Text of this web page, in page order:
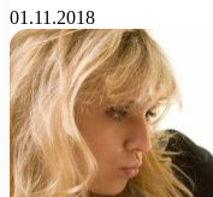
01.11.2018